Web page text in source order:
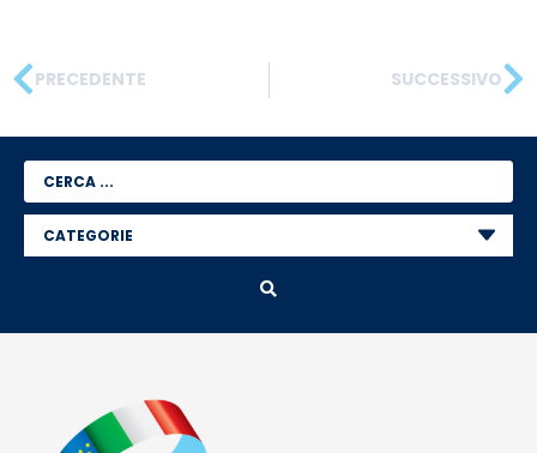
PRECEDENTE SUCCESSIVO